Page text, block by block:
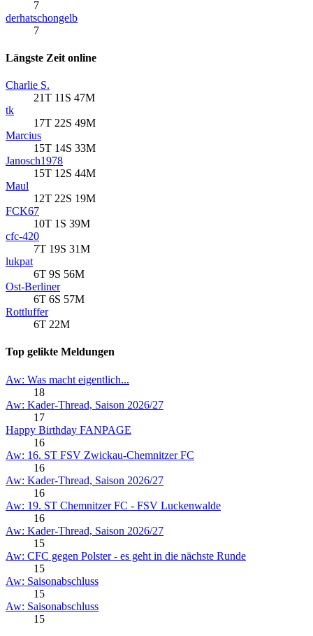
7
derhatschongelb
7
Längste Zeit online
Charlie S.
21T 11S 47M
tk
17T 22S 49M
Marcius
15T 14S 33M
Janosch1978
15T 12S 44M
Maul
12T 22S 19M
FCK67
10T 1S 39M
cfc-420
7T 19S 31M
lukpat
6T 9S 56M
Ost-Berliner
6T 6S 57M
Rottluffer
6T 22M
Top gelikte Meldungen
Aw: Was macht eigentlich...
18
Aw: Kader-Thread, Saison 2026/27
17
Happy Birthday FANPAGE
16
Aw: 16. ST FSV Zwickau-Chemnitzer FC
16
Aw: Kader-Thread, Saison 2026/27
16
Aw: 19. ST Chemnitzer FC - FSV Luckenwalde
16
Aw: Kader-Thread, Saison 2026/27
15
Aw: CFC gegen Polster - es geht in die nächste Runde
15
Aw: Saisonabschluss
15
Aw: Saisonabschluss
15